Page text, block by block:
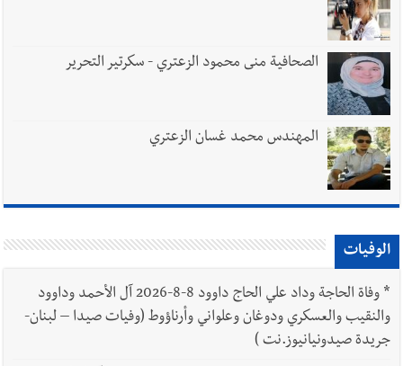
الصحافية منى محمود الزعتري - سكرتير التحرير
المهندس محمد غسان الزعتري
الوفيات
*
وفاة الحاجة وداد علي الحاج داوود 8-8-2026 آل الأحمد وداوود
والنقيب والعسكري ودوغان وعلواني وأرناؤوط (وفيات صيدا – لبنان-
جريدة صيدونيانيوز.نت )